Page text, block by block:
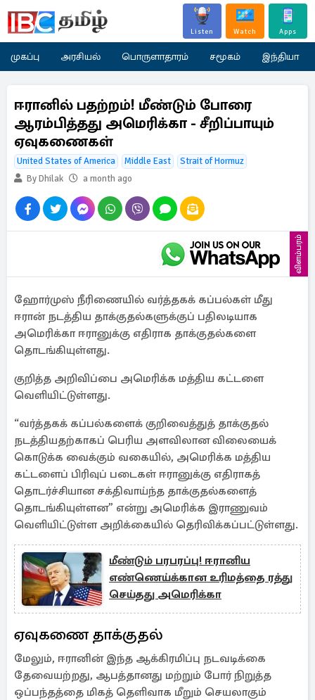
Listen Watch Apps
முகப்பு அரசியல் பொருளாதாரம் சமூகம் இந்தியா
ஈரானில் பதற்றம்! மீண்டும் போரை
ஆரம்பித்தது அமெரிக்கா - சீறிப்பாயும்
ஏவுகணைகள்
United States of America Middle East
Strait of Hormuz
By Dhilak
a month ago
விளம்பரம்
ஹோர்முஸ் நீரிணையில் வர்த்தகக் கப்பல்கள் மீது
ஈரான் நடத்திய தாக்குதல்களுக்குப் பதிலடியாக
அமெரிக்கா ஈரானுக்கு எதிராக தாக்குதல்களை
தொடங்கியுள்ளது.
குறித்த அறிவிப்பை அமெரிக்க மத்திய கட்டளை
வெளியிட்டுள்ளது.
“வர்த்தகக் கப்பல்களைக் குறிவைத்துத் தாக்குதல்
நடத்தியதற்காகப் பெரிய அளவிலான விலையைக்
கொடுக்க வைக்கும் வகையில், அமெரிக்க மத்திய
கட்டளைப் பிரிவுப் படைகள் ஈரானுக்கு எதிராகத்
தொடர்ச்சியான சக்திவாய்ந்த தாக்குதல்களைத்
தொடங்கியுள்ளன” என்று அமெரிக்க இராணுவம்
வெளியிட்டுள்ள அறிக்கையில் தெரிவிக்கப்பட்டுள்ளது.
மீண்டும் பரபரப்பு! ஈரானிய
எண்ணெய்க்கான உரிமத்தை ரத்து
செய்தது அமெரிக்கா
ஏவுகணை தாக்குதல்
மேலும், ஈரானின் இந்த ஆக்கிரமிப்பு நடவடிக்கை
தேவையற்றது, ஆபத்தானது மற்றும் போர் நிறுத்த
ஒப்பந்தத்தை மிகத் தெளிவாக மீறும் செயலாகும்